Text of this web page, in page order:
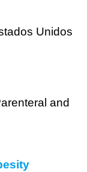
Unidos
and